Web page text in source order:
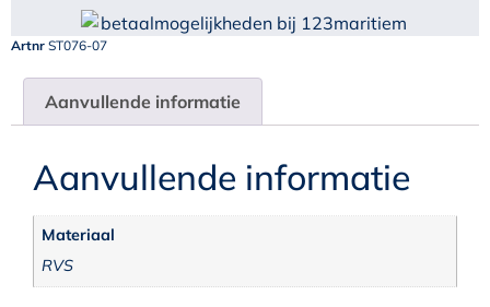
Artnr ST076-07
Aanvullende informatie
Aanvullende informatie
Materiaal
RVS